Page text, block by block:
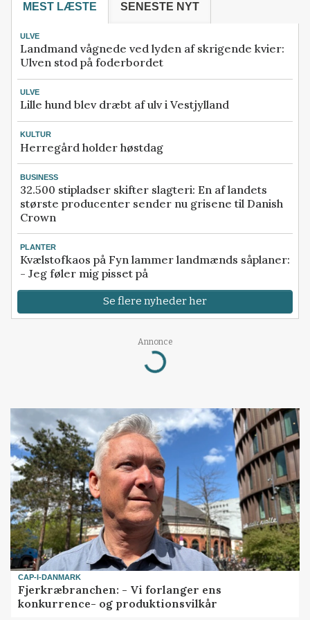
MEST LÆSTE SENESTE NYT
ULVE
Landmand vågnede ved lyden af skrigende kvier:
Ulven stod på foderbordet
ULVE
Lille hund blev dræbt af ulv i Vestjylland
KULTUR
Herregård holder høstdag
BUSINESS
32.500 stipladser skifter slagteri: En af landets
største producenter sender nu grisene til Danish
Crown
PLANTER
Kvælstofkaos på Fyn lammer landmænds såplaner:
- Jeg føler mig pisset på
Se flere nyheder her
Annonce
Loading...
CAP-I-DANMARK
Fjerkræbranchen: - Vi forlanger ens
konkurrence- og produktionsvilkår